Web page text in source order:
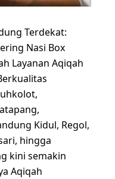
Terdekat:
Nasi Box
Layanan Aqiqah
Kidul, Regol,
hingga
kini semakin
Aqiqah